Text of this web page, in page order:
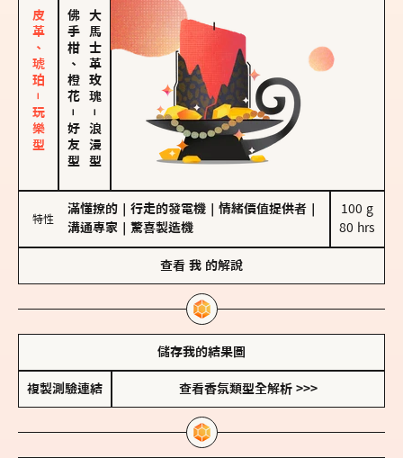
皮革、琥珀－玩樂型 佛手柑、橙花
－
好友型
大馬士革玫瑰
－
浪漫型
特性
滿懂撩的 行走的發電機 情緒價值提供者
溝通專家
驚喜製造機
100 g
80 hrs
查看 我 的解說
儲存我的結果圖
複製測驗連結 查看香氛類型全解析 >>>